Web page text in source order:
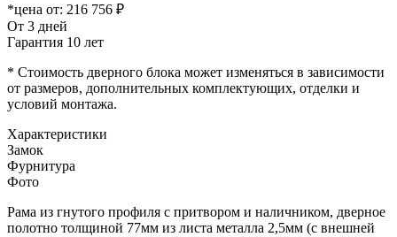
*цена от: 216 756 ₽
От 3 дней
Гарантия 10 лет
* Стоимость дверного блока может изменяться в зависимости
от размеров, дополнительных комплектующих, отделки и
условий монтажа.
Характеристики
Замок
Фурнитура
Фото
Рама из гнутого профиля с притвором и наличником, дверное
полотно толщиной 77мм из листа металла 2,5мм (с внешней